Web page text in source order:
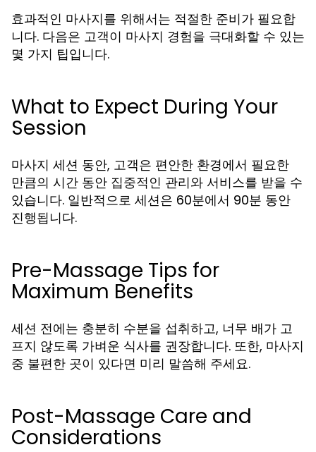
효과적인 마사지를 위해서는 적절한 준비가 필요합
니다. 다음은 고객이 마사지 경험을 극대화할 수 있는
몇 가지 팁입니다.
What to Expect During Your
Session
마사지 세션 동안, 고객은 편안한 환경에서 필요한
만큼의 시간 동안 집중적인 관리와 서비스를 받을 수
있습니다. 일반적으로 세션은 60분에서 90분 동안
진행됩니다.
Pre-Massage Tips for
Maximum Benefits
세션 전에는 충분히 수분을 섭취하고, 너무 배가 고
프지 않도록 가벼운 식사를 권장합니다. 또한, 마사지
중 불편한 곳이 있다면 미리 말씀해 주세요.
Post-Massage Care and
Considerations